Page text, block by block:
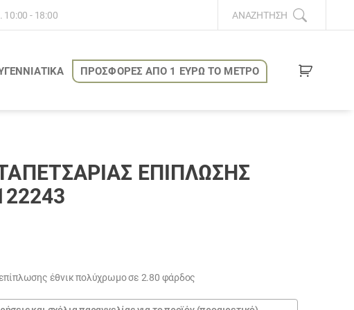
10:00 - 18:00 ΑΝΑΖΉΤΗΣΗ
ΠΡΟΣΦΟΡΕΣ ΑΠΟ 1 ΕΥΡΩ ΤΟ ΜΕΤΡΟ
ΕΠΊΠΛΩΣΗΣ
έθνικ πολύχρωμο σε 2.80 φάρδος